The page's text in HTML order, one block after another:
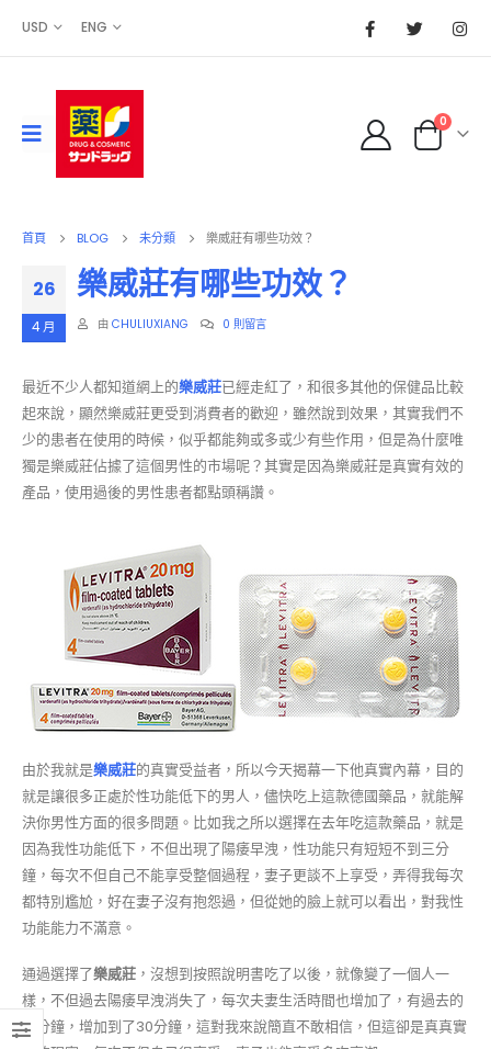
USD ENG
0
首頁 BLOG 未分類 樂威莊有哪些功效？
26
4 月
樂威莊有哪些功效？
由 CHULIUXIANG 0 則留言
最近不少人都知道網上的樂威莊已經走紅了，和很多其他的保健品比較
起來說，顯然樂威莊更受到消費者的歡迎，雖然說到效果，其實我們不
少的患者在使用的時候，似乎都能夠或多或少有些作用，但是為什麼唯
獨是樂威莊佔據了這個男性的市場呢？其實是因為樂威莊是真實有效的
產品，使用過後的男性患者都點頭稱讚。
由於我就是樂威莊的真實受益者，所以今天揭幕一下他真實內幕，目的
就是讓很多正處於性功能低下的男人，儘快吃上這款德國藥品，就能解
決你男性方面的很多問題。比如我之所以選擇在去年吃這款藥品，就是
因為我性功能低下，不但出現了陽痿早洩，性功能只有短短不到三分
鐘，每次不但自己不能享受整個過程，妻子更談不上享受，弄得我每次
都特別尷尬，好在妻子沒有抱怨過，但從她的臉上就可以看出，對我性
功能能力不滿意。
通過選擇了樂威莊 ，沒想到按照說明書吃了以後，就像變了一個人一
樣，不但過去陽痿早洩消失了，每次夫妻生活時間也增加了，有過去的
三分鐘，增加到了30分鐘，這對我來說簡直不敢相信，但這卻是真真實